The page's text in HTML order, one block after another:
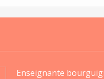
Enseignante